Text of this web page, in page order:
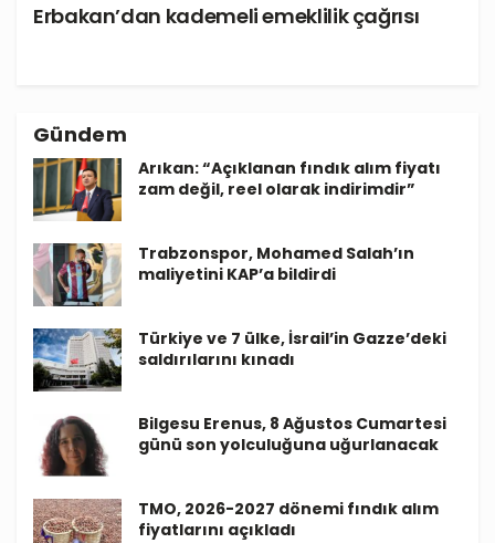
Erbakan’dan kademeli emeklilik çağrısı
Gündem
Arıkan: “Açıklanan fındık alım fiyatı
zam değil, reel olarak indirimdir”
Trabzonspor, Mohamed Salah’ın
maliyetini KAP’a bildirdi
Türkiye ve 7 ülke, İsrail’in Gazze’deki
saldırılarını kınadı
Bilgesu Erenus, 8 Ağustos Cumartesi
günü son yolculuğuna uğurlanacak
TMO, 2026-2027 dönemi fındık alım
fiyatlarını açıkladı